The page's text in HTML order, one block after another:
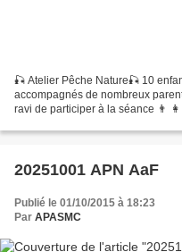
🎣 Atelier Pêche Nature🎣 10
accompagnés de nombreux
ravi de participer à la séance 👨
20251001 APN AaF
Publié le 01/10/2015 à 18:23
Par APASMC